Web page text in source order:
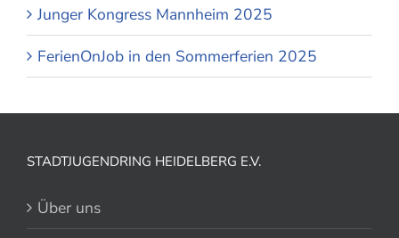
Junger Kongress Mannheim 2025
FerienOnJob in den Sommerferien 2025
STADTJUGENDRING HEIDELBERG E.V.
Über uns